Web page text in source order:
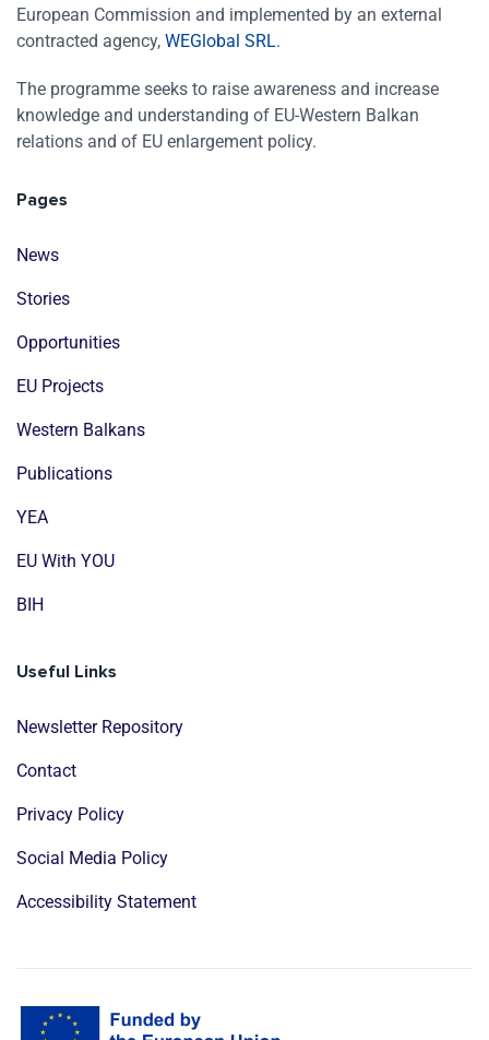
European Commission and implemented by an external
contracted agency, WEGlobal SRL.
The programme seeks to raise awareness and increase
knowledge and understanding of EU-Western Balkan
relations and of EU enlargement policy.
Pages
News
Stories
Opportunities
EU Projects
Western Balkans
Publications
YEA
EU With YOU
BIH
Useful Links
Newsletter Repository
Contact
Privacy Policy
Social Media Policy
Accessibility Statement